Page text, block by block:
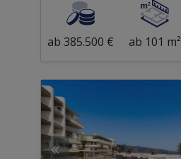
ab 385.500 € ab 101 m²